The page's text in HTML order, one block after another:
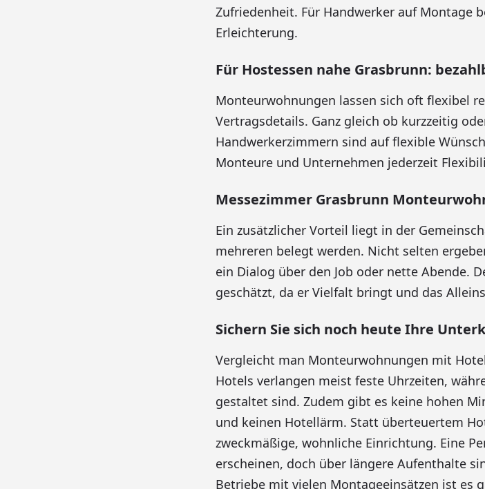
Zufriedenheit. Für Handwerker auf Montage
Erleichterung.
Für Hostessen nahe Grasbrunn:
Monteurwohnungen lassen sich oft flexibel
Vertragsdetails. Ganz gleich ob kurzzeitig
Handwerkerzimmern sind auf flexible
Monteure und Unternehmen jederzeit
Messezimmer Grasbrunn
Ein zusätzlicher Vorteil liegt in der
mehreren belegt werden. Nicht selten
ein Dialog über den Job oder nette Abende.
geschätzt, da er Vielfalt bringt und das
Sichern Sie sich noch heute Ihre
Vergleicht man Monteurwohnungen mit
Hotels verlangen meist feste Uhrzeiten,
gestaltet sind. Zudem gibt es keine hohen
und keinen Hotellärm. Statt überteuertem
zweckmäßige, wohnliche Einrichtung. Eine
erscheinen, doch über längere Aufenthalte
Betriebe mit vielen Montageeinsätzen ist es